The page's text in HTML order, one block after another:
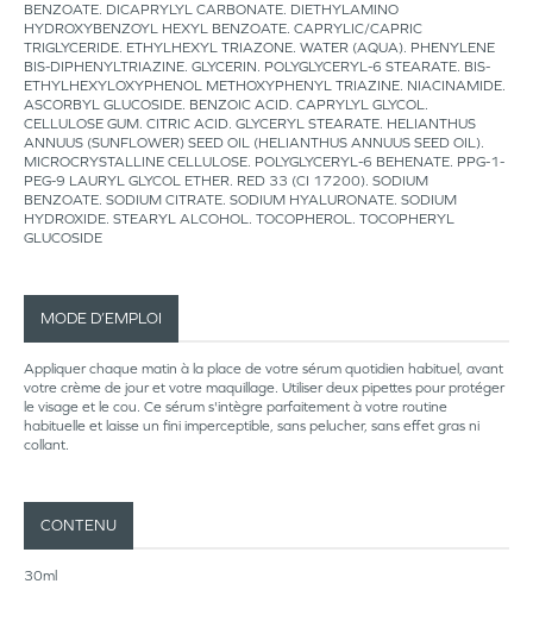
BENZOATE. DICAPRYLYL CARBONATE. DIETHYLAMINO
HYDROXYBENZOYL HEXYL BENZOATE. CAPRYLIC/CAPRIC
TRIGLYCERIDE. ETHYLHEXYL TRIAZONE. WATER (AQUA). PHENYLENE
BIS-DIPHENYLTRIAZINE. GLYCERIN. POLYGLYCERYL-6 STEARATE. BIS-
ETHYLHEXYLOXYPHENOL METHOXYPHENYL TRIAZINE. NIACINAMIDE.
ASCORBYL GLUCOSIDE. BENZOIC ACID. CAPRYLYL GLYCOL.
CELLULOSE GUM. CITRIC ACID. GLYCERYL STEARATE. HELIANTHUS
ANNUUS (SUNFLOWER) SEED OIL (HELIANTHUS ANNUUS SEED OIL).
MICROCRYSTALLINE CELLULOSE. POLYGLYCERYL-6 BEHENATE. PPG-1-
PEG-9 LAURYL GLYCOL ETHER. RED 33 (CI 17200). SODIUM
BENZOATE. SODIUM CITRATE. SODIUM HYALURONATE. SODIUM
HYDROXIDE. STEARYL ALCOHOL. TOCOPHEROL. TOCOPHERYL
GLUCOSIDE
MODE D’EMPLOI
Appliquer chaque matin à la place de votre sérum quotidien habituel, avant
votre crème de jour et votre maquillage. Utiliser deux pipettes pour protéger
le visage et le cou. Ce sérum s'intègre parfaitement à votre routine
habituelle et laisse un fini imperceptible, sans pelucher, sans effet gras ni
collant.
CONTENU
30ml